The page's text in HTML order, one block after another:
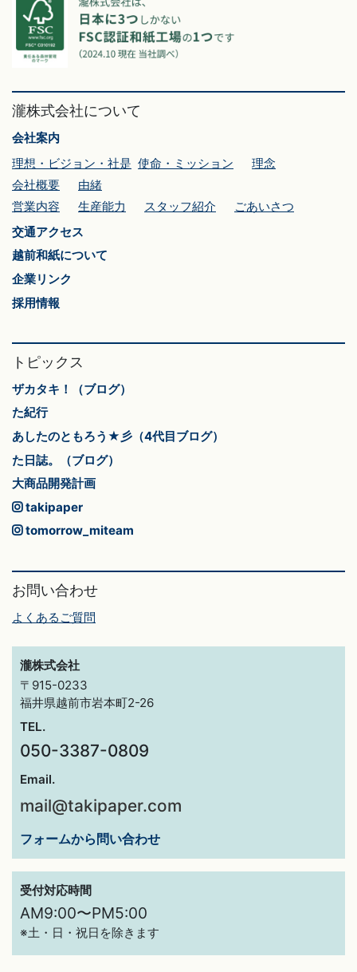
瀧株式会社について
会社案内
理想・ビジョン・社是 使命・ミッション
理念
会社概要
由緒
営業内容
生産能力 スタッフ紹介
ごあいさつ
交通アクセス
越前和紙について
企業リンク
採用情報
トピックス
ザカタキ！（ブログ）
た紀行
あしたのともろう★彡（4代目ブログ）
た日誌。（ブログ）
大商品開発計画
takipaper
tomorrow_miteam
お問い合わせ
よくあるご質問
瀧株式会社
〒915-0233
福井県越前市岩本町2-26
TEL.
050-3387-0809
Email.
mail@takipaper.com
フォームから問い合わせ
受付対応時間
AM9:00〜PM5:00
※土・日・祝日を除きます